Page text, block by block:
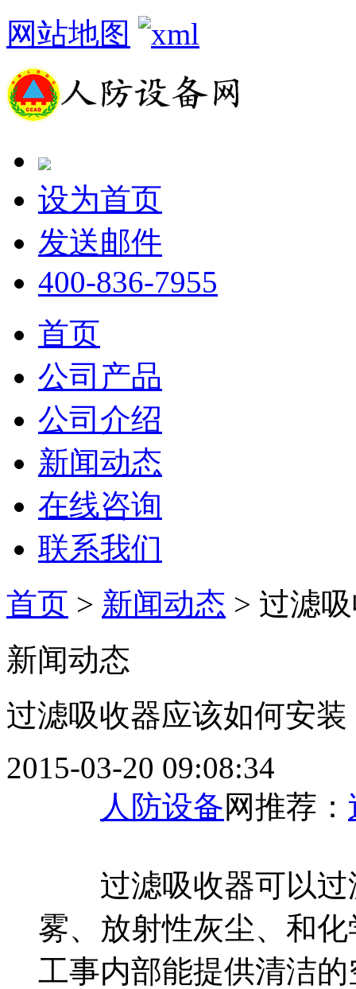
网站地图
设为首页
发送邮件
400-836-7955
首页
公司产品
公司介绍
新闻动态
在线咨询
联系我们
首页 > 新闻动态 > 过滤
新闻动态
过滤吸收器应该如何安装
2015-03-20 09:08:34
人防设备网推荐：
过滤吸收器可以过
雾、放射性灰尘、和
工事内部能提供清洁